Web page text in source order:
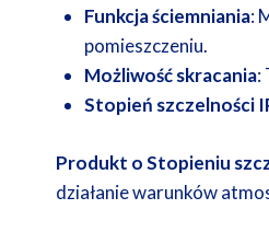
Funkcja ściemniania:
pomieszczeniu.
Możliwość skracania:
Stopień szczelności
Produkt o Stopieniu
działanie warunków